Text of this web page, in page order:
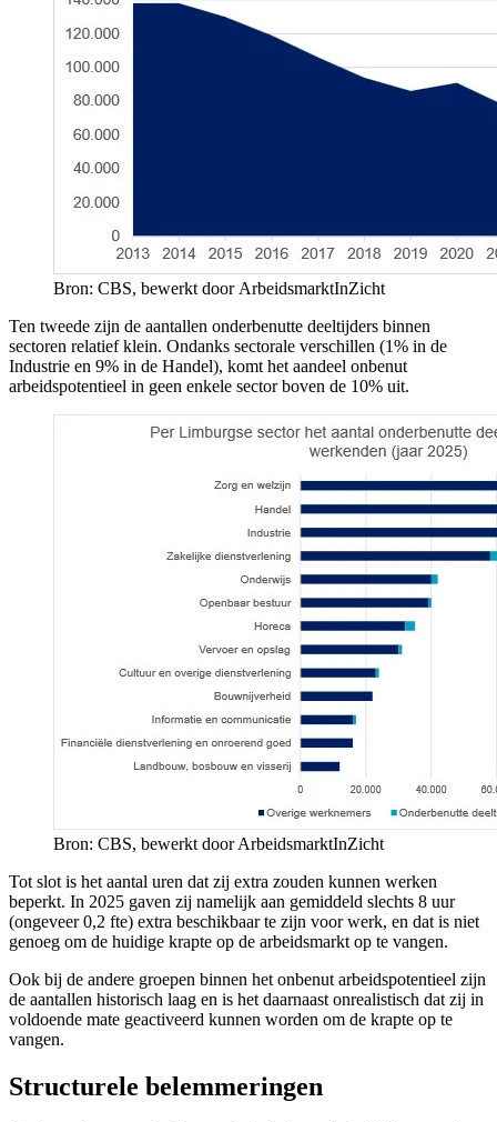
Bron: CBS, bewerkt door ArbeidsmarktInZicht
Ten tweede zijn de aantallen onderbenutte deeltijders binnen
sectoren relatief klein. Ondanks sectorale verschillen (1% in de
Industrie en 9% in de Handel), komt het aandeel onbenut
arbeidspotentieel in geen enkele sector boven de 10% uit.
Bron: CBS, bewerkt door ArbeidsmarktInZicht
Tot slot is het aantal uren dat zij extra zouden kunnen werken
beperkt. In 2025 gaven zij namelijk aan gemiddeld slechts 8 uur
(ongeveer 0,2 fte) extra beschikbaar te zijn voor werk, en dat is niet
genoeg om de huidige krapte op de arbeidsmarkt op te vangen.
Ook bij de andere groepen binnen het onbenut arbeidspotentieel zijn
de aantallen historisch laag en is het daarnaast onrealistisch dat zij in
voldoende mate geactiveerd kunnen worden om de krapte op te
vangen.
Structurele belemmeringen